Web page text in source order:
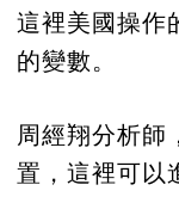
這裡美國操作
的變數。
周經翔分析師
置，這裡可以